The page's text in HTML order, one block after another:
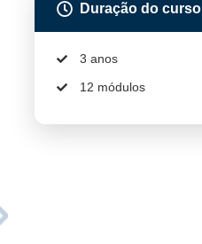
Duração do curso
3 anos
12 módulos